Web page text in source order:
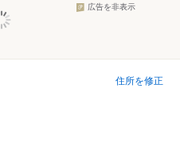
広告を非表示
住所を修正